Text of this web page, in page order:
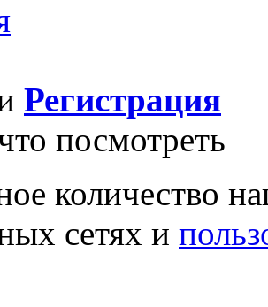
Регистрация
посмотреть
количество
сетях и